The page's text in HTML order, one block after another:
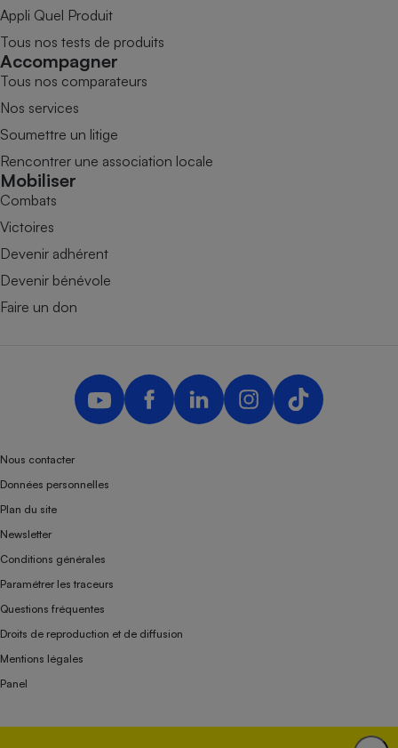
Appli Quel Produit
Tous nos tests de produits
Accompagner
Tous nos comparateurs
Nos services
Soumettre un litige
Rencontrer une association locale
Mobiliser
Combats
Victoires
Devenir adhérent
Devenir bénévole
Faire un don
Nous contacter
Données personnelles
Plan du site
Newsletter
Conditions générales
Paramétrer les traceurs
Questions fréquentes
Droits de reproduction et de diffusion
Mentions légales
Panel
Association indépendante de l’État, des syndicats, des producteurs et des